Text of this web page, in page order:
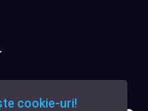
cookie-uri!